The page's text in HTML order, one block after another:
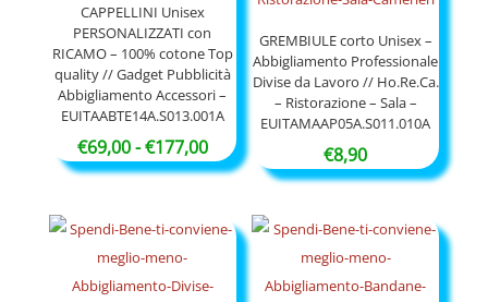
CAPPELLINI Unisex
PERSONALIZZATI con
RICAMO – 100% cotone Top
quality // Gadget Pubblicità
Abbigliamento Accessori –
EUITAABTE14A.S013.001A
€69,00-€177,00Fascia
di
da
a
GREMBIULE corto Unisex –
Abbigliamento Professionale
Divise da Lavoro // Ho.Re.Ca.
– Ristorazione – Sala –
EUITAMAAP05A.S011.010A
€8,90